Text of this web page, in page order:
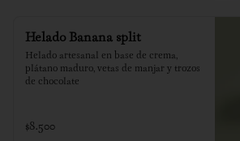
Helado Banana split
Helado artesanal en base de crema,
plátano maduro, vetas de manjar y trozos
de chocolate
$8.500